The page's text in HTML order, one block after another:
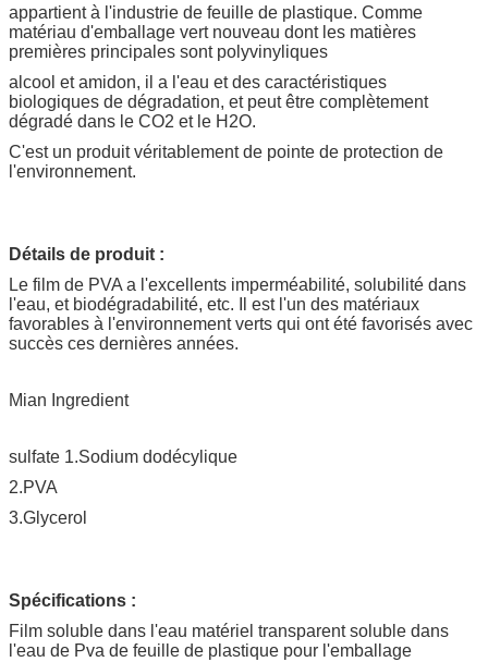
appartient à l'industrie de feuille de plastique. Comme
matériau d'emballage vert nouveau dont les matières
premières principales sont polyvinyliques
alcool et amidon, il a l'eau et des caractéristiques
biologiques de dégradation, et peut être complètement
dégradé dans le CO2 et le H2O.
C'est un produit véritablement de pointe de protection de
l'environnement.
Détails de produit :
Le film de PVA a l'excellents imperméabilité, solubilité dans
l'eau, et biodégradabilité, etc. Il est l'un des matériaux
favorables à l'environnement verts qui ont été favorisés avec
succès ces dernières années.
Mian Ingredient
sulfate 1.Sodium dodécylique
2.PVA
3.Glycerol
Spécifications :
Film soluble dans l'eau matériel transparent soluble dans
l'eau de Pva de feuille de plastique pour l'emballage